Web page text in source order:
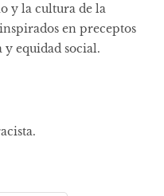
y la cultura de la
en preceptos
equidad social.